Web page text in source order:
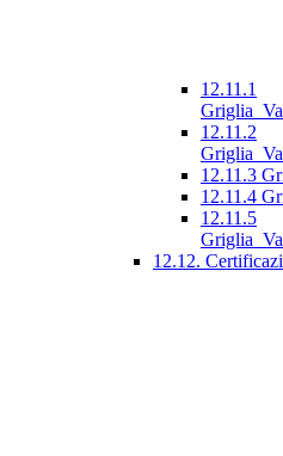
12.11.1
12.11.2
12.11.3
12.11.4
12.11.5
12.12.